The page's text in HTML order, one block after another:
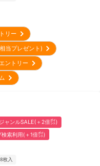
トリー
当プレゼント)
エントリー
ム
ジャンルSALE(＋2倍㌽)
検索利用(＋1倍㌽)
枚入